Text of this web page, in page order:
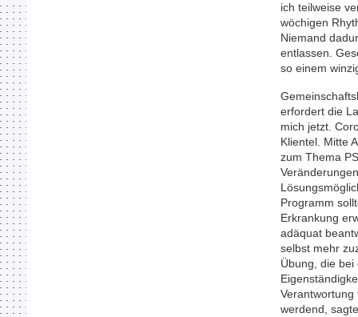
ich teilweise
wöchigen
Niemand
entlassen.
so einem
erfordert die
mich jetzt.
Klientel. Mitte
zum Thema
Programm
Erkrankung
adäquat
selbst mehr
Übung, die
werdend,